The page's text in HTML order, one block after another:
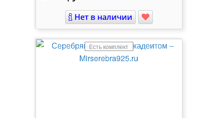
Нет в наличии
Есть комплект